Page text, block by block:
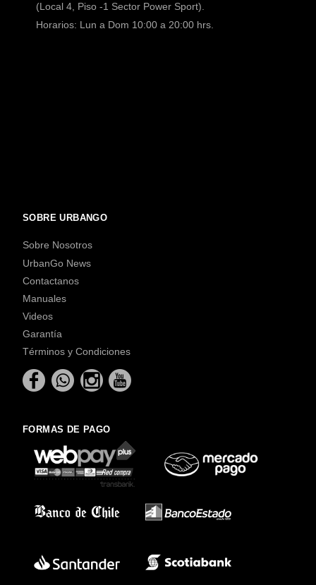
(Local 4, Piso -1 Sector Power Sport).
Horarios: Lun a Dom 10:00 a 20:00 hrs.
SOBRE URBANGO
Sobre Nosotros
UrbanGo News
Contactanos
Manuales
Videos
Garantía
Términos y Condiciones
FORMAS DE PAGO